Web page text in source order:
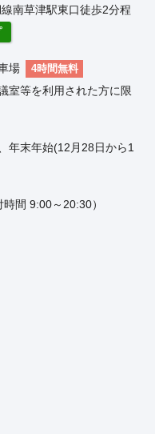
南草津駅東口徒歩2分程
場 4時間無料
室等を利用された方に限
年末年始(12月28日から1
間 9:00～20:30）